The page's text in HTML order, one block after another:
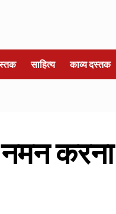
साहित्य काव्य दस्तक
करना